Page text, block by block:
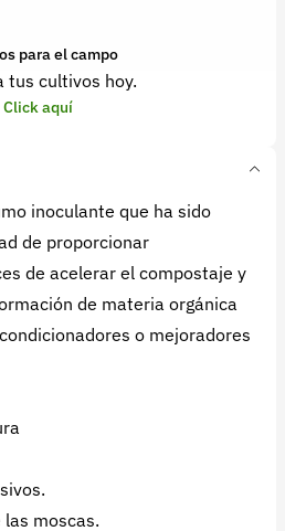
para el campo
tus cultivos hoy.
Click aquí
inoculante que ha sido
de proporcionar
de acelerar el compostaje y
de materia orgánica
o mejoradores
moscas.